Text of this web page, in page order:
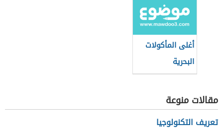
أغلى المأكولات
البحرية
مقالات منوعة
تعريف التكنولوجيا